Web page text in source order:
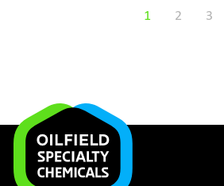
1 2 3